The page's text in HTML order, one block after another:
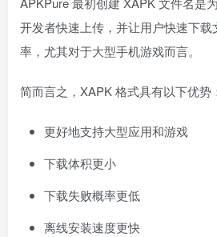
开发者快速上传，并让用户快速下
率，尤其对于大型手机游戏而言。
简而言之，XAPK 格式具有以下优势
更好地支持大型应用和游戏
下载体积更小
下载失败概率更低
离线安装速度更快